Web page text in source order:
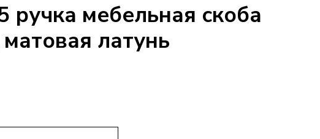
ручка мебельная скоба
латунь